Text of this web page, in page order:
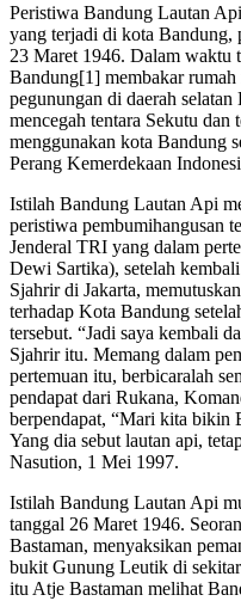
Peristiwa Bandung Lautan
yang terjadi di kota Bandung,
23 Maret 1946. Dalam waktu
Bandung[1] membakar
pegunungan di daerah
mencegah tentara Sekutu
menggunakan kota Bandung
Perang Kemerdekaan
Istilah Bandung Lautan Api
peristiwa pembumihangusan
Jenderal TRI yang dalam
Dewi Sartika), setelah
Sjahrir di Jakarta,
terhadap Kota Bandung
tersebut. “Jadi saya kembali
Sjahrir itu. Memang dalam
pertemuan itu, berbicaralah
pendapat dari Rukana,
berpendapat, “Mari kita bikin
Yang dia sebut lautan api,
Nasution, 1 Mei 1997.
Istilah Bandung Lautan Api
tanggal 26 Maret 1946.
Bastaman, menyaksikan
bukit Gunung Leutik di
itu Atje Bastaman melihat